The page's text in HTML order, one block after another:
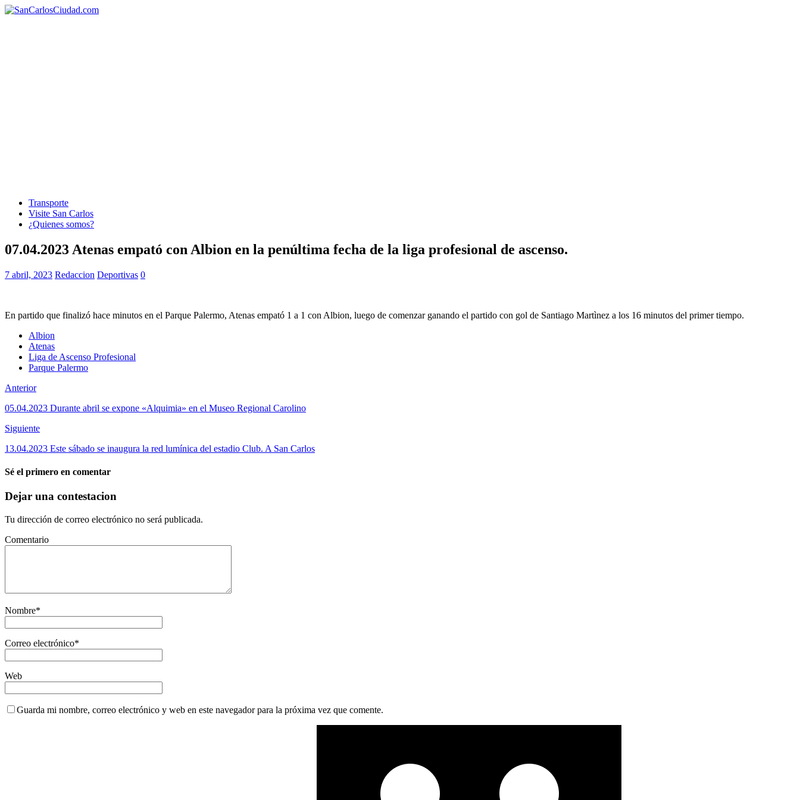
Transporte
Visite San Carlos
¿Quienes somos?
07.04.2023 Atenas empató con Albion en la penúltima fecha de la liga profesional de ascenso.
7 abril, 2023 Redaccion Deportivas 0
En partido que finalizó hace minutos en el Parque Palermo, Atenas empató 1 a 1 con Albion, luego de comenzar ganando el partido con gol de Santiago Martìnez a los 16 minutos del primer tiempo.
Albion
Atenas
Liga de Ascenso Profesional
Parque Palermo
Anterior
05.04.2023 Durante abril se expone «Alquimia» en el Museo Regional Carolino
Siguiente
13.04.2023 Este sábado se inaugura la red lumínica del estadio Club. A San Carlos
Sé el primero en comentar
Dejar una contestacion
Tu dirección de correo electrónico no será publicada.
Comentario
Nombre*
Correo electrónico*
Web
Guarda mi nombre, correo electrónico y web en este navegador para la próxima vez que comente.